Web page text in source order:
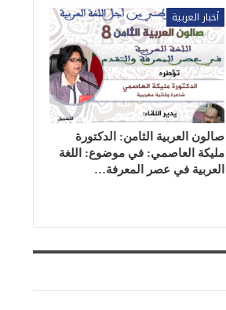
أخبار العربية
صالون العربية الثامن: الدكتورة
مليكة العاصمي: في موضوع: اللغة
العربية في عصر المعرفة…